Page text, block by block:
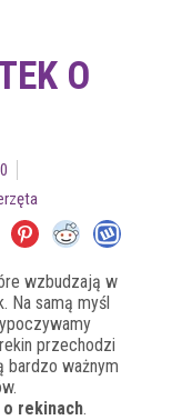
O
0
wzbudzają w
Na samą myśl
przechodzi
bardzo ważnym
rekinach.